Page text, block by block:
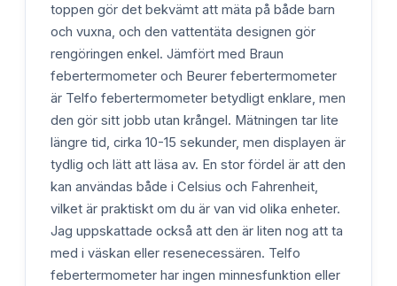
toppen gör det bekvämt att mäta på både barn
och vuxna, och den vattentäta designen gör
rengöringen enkel. Jämfört med Braun
febertermometer och Beurer febertermometer
är Telfo febertermometer betydligt enklare, men
den gör sitt jobb utan krångel. Mätningen tar lite
längre tid, cirka 10-15 sekunder, men displayen är
tydlig och lätt att läsa av. En stor fördel är att den
kan användas både i Celsius och Fahrenheit,
vilket är praktiskt om du är van vid olika enheter.
Jag uppskattade också att den är liten nog att ta
med i väskan eller resenecessären. Telfo
febertermometer har ingen minnesfunktion eller